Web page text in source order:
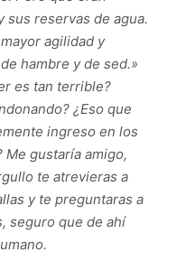
reservas de agua.
agilidad y
hambre y de sed.»
es tan terrible?
¿Eso que
ingreso en los
gustaría amigo,
te atrevieras a
y te preguntaras a
seguro que de ahí